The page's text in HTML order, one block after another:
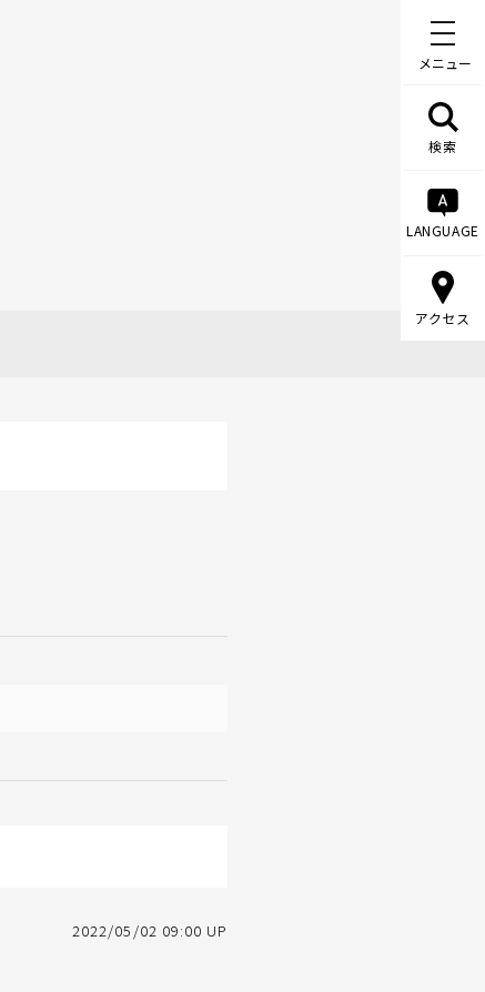
メニュー
検索
LANGUAGE
アクセス
2022/05/02 09:00 UP